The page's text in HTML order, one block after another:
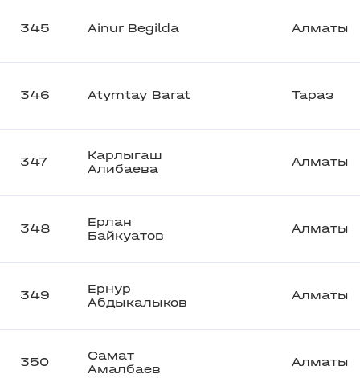
345 Ainur Begilda Алматы
346 Atymtay Barat Тараз
347
Карлыгаш
Алибаева
Алматы
348
Ерлан
Байкуатов
Алматы
349
Ернур
Абдыкалыков
Алматы
350
Самат
Амалбаев
Алматы